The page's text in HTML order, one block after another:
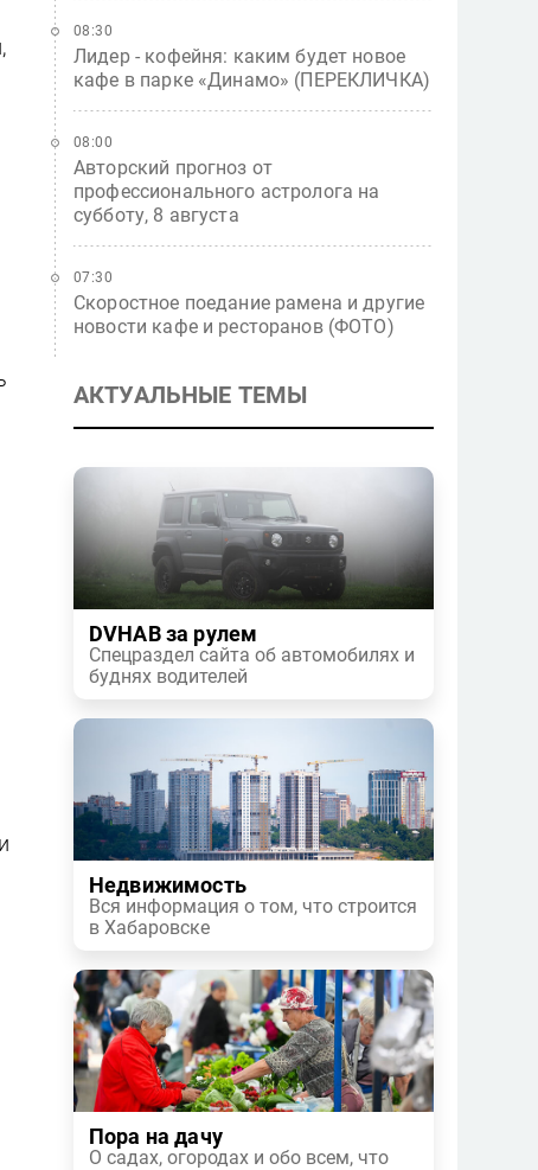
Лидер - кофейня: каким будет новое
кафе в парке «Динамо» (ПЕРЕКЛИЧКА)
08:30
Авторский прогноз от
профессионального астролога на
субботу, 8 августа
08:00
Скоростное поедание рамена и другие
новости кафе и ресторанов (ФОТО)
07:30
АКТУАЛЬНЫЕ ТЕМЫ
DVHAB за рулем
Спецраздел сайта об автомобилях и
буднях водителей
Недвижимость
Вся информация о том, что строится
в Хабаровске
Пора на дачу
О садах, огородах и обо всем, что